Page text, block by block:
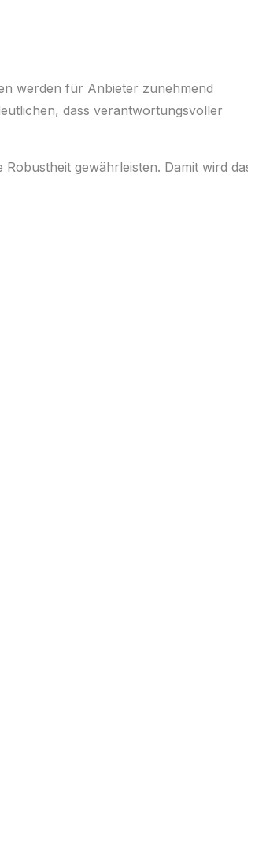
werden für Anbieter zunehmend
dass verantwortungsvoller
gewährleisten. Damit wird das